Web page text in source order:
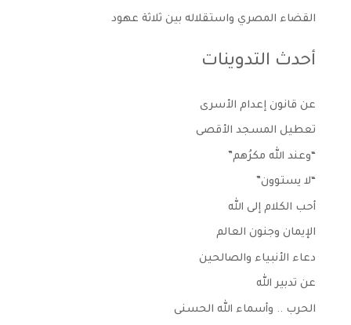
القضاء المصري واستقلاله بين ثلاثة عهود
أحدث التدوينات
عن قانون إعدام الأسرى
تعطيل المسجد الأقصى
“وعند الله مكرُهم”
“لا يستوون”
أحب الكلام إلى الله
الإيمان وجنون العالم
دعاء الأنبياء والصالحين
عن تدبير الله
الحرب .. وأسماء الله الحسنى